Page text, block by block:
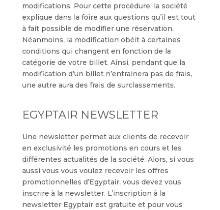
modifications. Pour cette procédure, la société
explique dans la foire aux questions qu’il est tout
à fait possible de modifier une réservation.
Néanmoins, la modification obéit à certaines
conditions qui changent en fonction de la
catégorie de votre billet. Ainsi, pendant que la
modification d’un billet n’entrainera pas de frais,
une autre aura des frais de surclassements.
EGYPTAIR NEWSLETTER
Une newsletter permet aux clients de recevoir
en exclusivité les promotions en cours et les
différentes actualités de la société. Alors, si vous
aussi vous vous voulez recevoir les offres
promotionnelles d’Egyptair, vous devez vous
inscrire à la newsletter. L’inscription à la
newsletter Egyptair est gratuite et pour vous